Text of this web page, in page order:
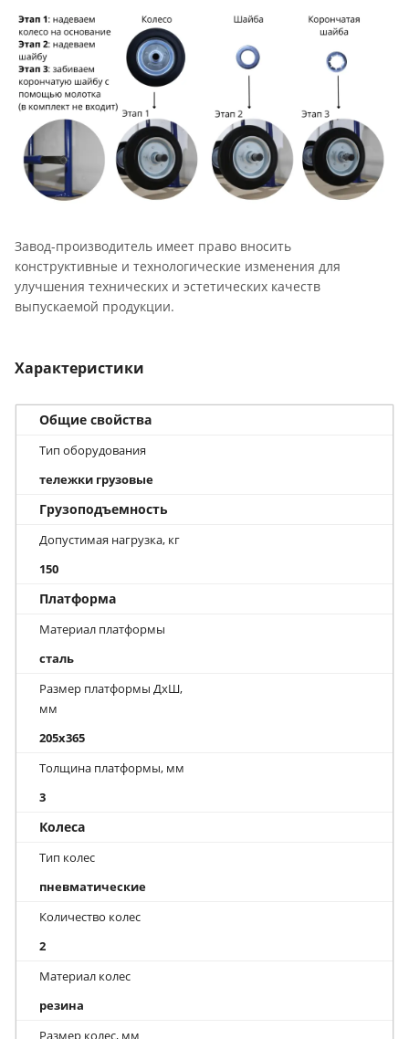
Завод-производитель имеет право вносить
конструктивные и технологические изменения для
улучшения технических и эстетических качеств
выпускаемой продукции.
Характеристики
Общие свойства
Тип оборудования
тележки грузовые
Грузоподъемность
Допустимая нагрузка, кг
150
Платформа
Материал платформы
сталь
Размер платформы ДхШ,
мм
205x365
Толщина платформы, мм
3
Колеса
Тип колес
пневматические
Количество колес
2
Материал колес
резина
Размер колес, мм